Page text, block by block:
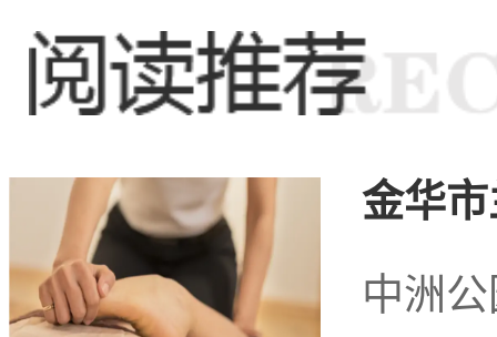
务，更成为了商务洽谈
时，随着城市经济的不断
断壮大，各类商务娱乐
金华
中洲